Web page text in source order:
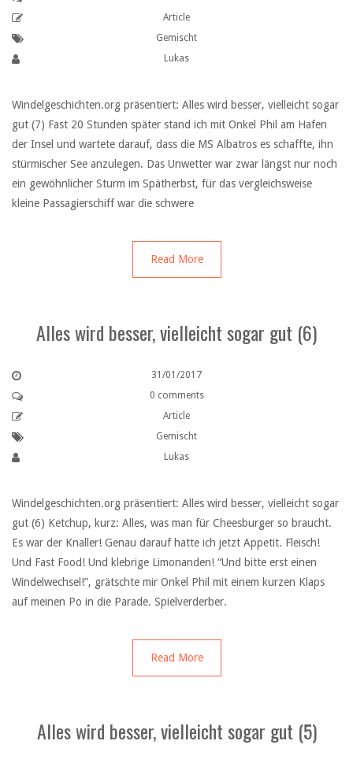
Article
Gemischt
Lukas
Windelgeschichten.org präsentiert: Alles wird besser, vielleicht sogar
gut (7) Fast 20 Stunden später stand ich mit Onkel Phil am Hafen
der Insel und wartete darauf, dass die MS Albatros es schaffte, ihn
stürmischer See anzulegen. Das Unwetter war zwar längst nur noch
ein gewöhnlicher Sturm im Spätherbst, für das vergleichsweise
kleine Passagierschiff war die schwere
Read More
Alles wird besser, vielleicht sogar gut (6)
31/01/2017
0 comments
Article
Gemischt
Lukas
Windelgeschichten.org präsentiert: Alles wird besser, vielleicht sogar
gut (6) Ketchup, kurz: Alles, was man für Cheesburger so braucht.
Es war der Knaller! Genau darauf hatte ich jetzt Appetit. Fleisch!
Und Fast Food! Und klebrige Limonanden! “Und bitte erst einen
Windelwechsel!”, grätschte mir Onkel Phil mit einem kurzen Klaps
auf meinen Po in die Parade. Spielverderber.
Read More
Alles wird besser, vielleicht sogar gut (5)